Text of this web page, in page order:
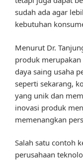
sudah ada agar
kebutuhan
Menurut Dr.
produk
daya saing usaha
seperti sekarang,
yang unik dan
inovasi produk
memenangkan
Salah satu contoh
perusahaan